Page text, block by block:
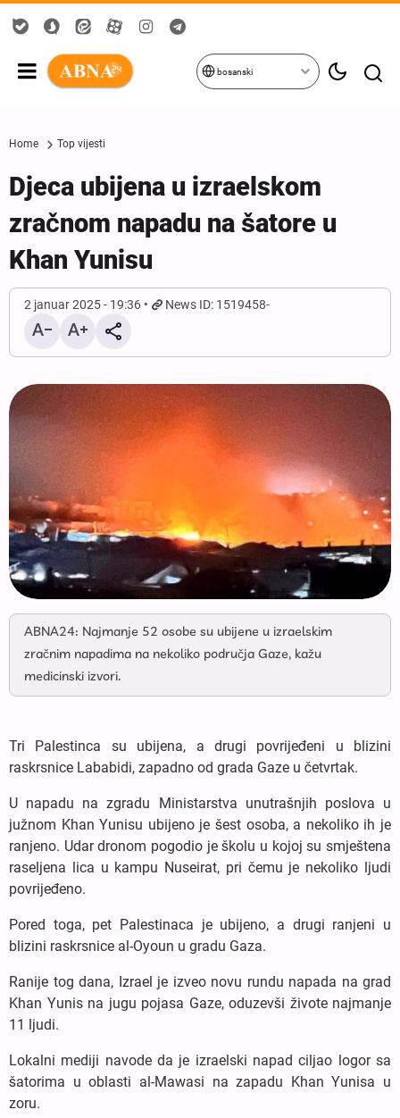
bosanski
Home Top vijesti
Djeca ubijena u izraelskom
zračnom napadu na šatore u
Khan Yunisu
2 januar 2025 - 19:36 News ID: 1519458-
ABNA24: Najmanje 52 osobe su ubijene u izraelskim
zračnim napadima na nekoliko područja Gaze, kažu
medicinski izvori.
Tri Palestinca su ubijena, a drugi povrijeđeni u blizini
raskrsnice Lababidi, zapadno od grada Gaze u četvrtak.
U napadu na zgradu Ministarstva unutrašnjih poslova u
južnom Khan Yunisu ubijeno je šest osoba, a nekoliko ih je
ranjeno. Udar dronom pogodio je školu u kojoj su smještena
raseljena lica u kampu Nuseirat, pri čemu je nekoliko ljudi
povrijeđeno.
Pored toga, pet Palestinaca je ubijeno, a drugi ranjeni u
blizini raskrsnice al-Oyoun u gradu Gaza.
Ranije tog dana, Izrael je izveo novu rundu napada na grad
Khan Yunis na jugu pojasa Gaze, oduzevši živote najmanje
11 ljudi.
Lokalni mediji navode da je izraelski napad ciljao logor sa
šatorima u oblasti al-Mawasi na zapadu Khan Yunisa u
zoru.